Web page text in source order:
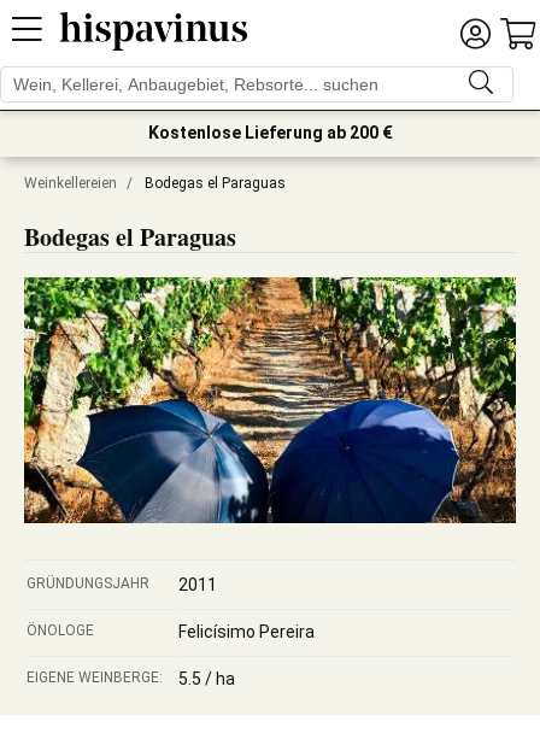
Kostenlose Lieferung ab 200 €
Weinkellereien / Bodegas el Paraguas
Bodegas el Paraguas
GRÜNDUNGSJAHR 2011
ÖNOLOGE Felicísimo Pereira
EIGENE WEINBERGE: 5.5 / ha